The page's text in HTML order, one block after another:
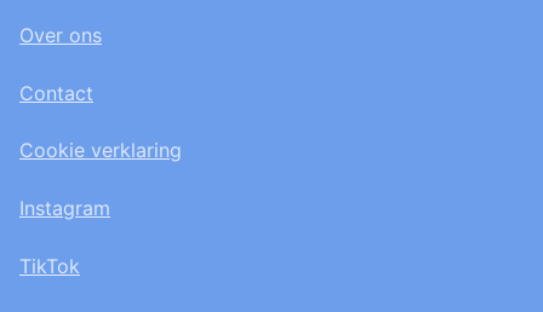
Over ons
Contact
Cookie verklaring
Instagram
TikTok